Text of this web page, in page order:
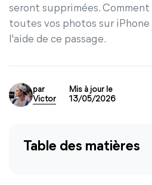
seront supprimées.
toutes vos photos sur iPhone
l'aide de ce passage.
par
Victor
Mis à jour le
13/05/2026
Table des matières